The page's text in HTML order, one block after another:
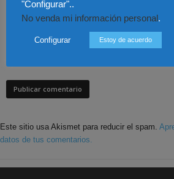
Save my name, email, and website in this
Este sitio usa Akismet para reducir el spam.
datos de tus comentarios.
"Configurar"..
No venda mi información personal .
Configurar Estoy de acuerdo